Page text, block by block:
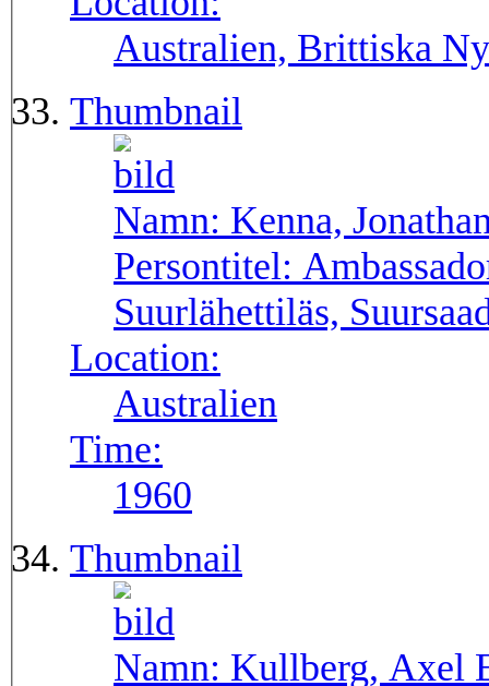
Australien, Brittiska
Thumbnail
Namn: Kenna,
Persontitel:
Suurlähettiläs,
Location:
Australien
Time:
1960
Thumbnail
Namn: Kullberg, Axel